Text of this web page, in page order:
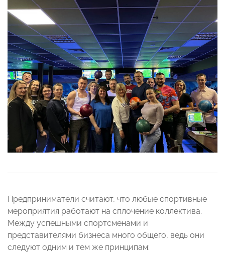
Предприниматели считают, что любые спортивные
мероприятия работают на сплочение коллектива.
Между успешными спортсменами и
представителями бизнеса много общего, ведь они
следуют одним и тем же принципам: